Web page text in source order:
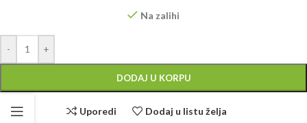
Na zalihi
- +
DODAJ U KORPU
Uporedi Dodaj u listu želja